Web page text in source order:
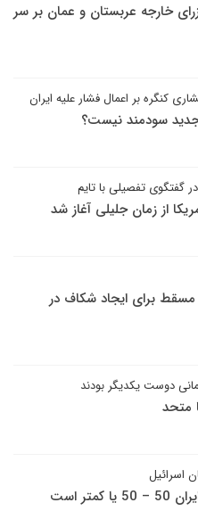
خارجه عربستان و عمان بر سر
کنگره بر اعمال فشار علیه ایران
سودمند نیست؟
گفتگوی تفصیلی با تایم
از زمان جلیلی آغاز شد
برای ایجاد شکاف در
دوست یکدیگر بودند
متحد
اسرائیل
است